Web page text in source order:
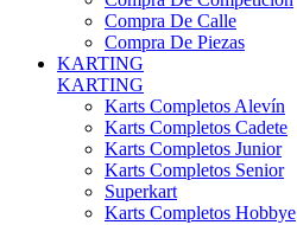
Compra De Calle
Compra De Piezas
KARTING
KARTING
Karts Completos Alevín
Karts Completos Cadete
Karts Completos Junior
Karts Completos Senior
Superkart
Karts Completos Hobbye